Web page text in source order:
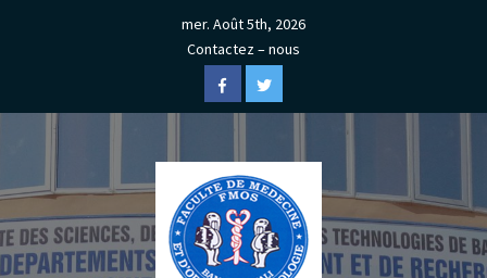
mer. Août 5th, 2026
Contactez – nous
FacebookTwitter